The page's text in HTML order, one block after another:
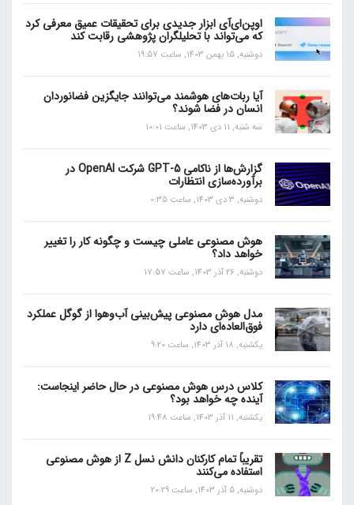
اوپن‌ای‌آی ابزار جدیدی برای تحقیقات عمیق معرفی کرد
که می‌تواند با تحلیلگران پژوهشی رقابت کند
دوشنبه, 15 بهمن 1403, ساعت 19:57
آیا ربات‌های هوشمند می‌توانند جایگزین فضانوردان
انسان در فضا شوند؟
سه شنبه, 11 دی 1403, ساعت 10:01
گزارش‌ها از ناکامی GPT-5 شرکت OpenAI در
برآورده‌سازی انتظارات
دوشنبه, 3 دی 1403, ساعت 0:35
هوش مصنوعی عاملی چیست و چگونه کار را تغییر
خواهد داد؟
دوشنبه, 26 آذر 1403, ساعت 17:57
مدل هوش مصنوعی پیش‌بینی آب‌و‌هوا از گوگل عملکرد
فوق‌العاده‌ای دارد
یکشنبه, 18 آذر 1403, ساعت 9:20
کلاس درس هوش مصنوعی در حال حاضر اینجاست:
آینده چه خواهد بود؟
یکشنبه, 11 آذر 1403, ساعت 19:48
تقریباً تمام کارکنان دانش نسل Z از هوش مصنوعی
استفاده می‌کنند
دوشنبه, 5 آذر 1403, ساعت 20:29